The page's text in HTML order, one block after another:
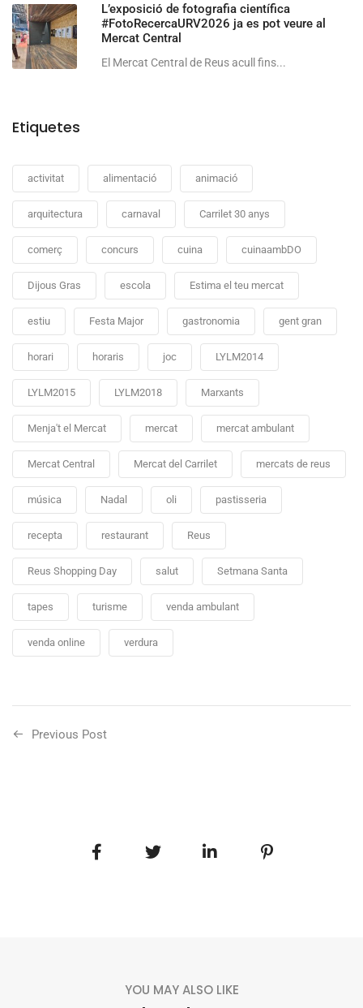
L’exposició de fotografia científica
#FotoRecercaURV2026 ja es pot veure al
Mercat Central
El Mercat Central de Reus acull fins...
Etiquetes
activitat alimentació animació
arquitectura carnaval Carrilet 30 anys
comerç concurs cuina cuinaambDO
Dijous Gras escola Estima el teu mercat
estiu Festa Major gastronomia gent gran
horari horaris joc LYLM2014
LYLM2015 LYLM2018 Marxants
Menja't el Mercat mercat mercat ambulant
Mercat Central Mercat del Carrilet mercats de reus
música Nadal oli pastisseria
recepta restaurant Reus
Reus Shopping Day salut Setmana Santa
tapes turisme venda ambulant
venda online verdura
Previous Post
YOU MAY ALSO LIKE